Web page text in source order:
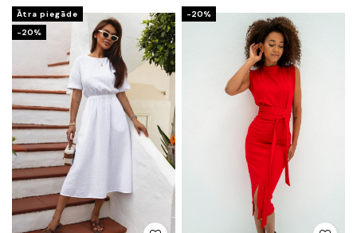
Ātra piegāde
-20%
-20%